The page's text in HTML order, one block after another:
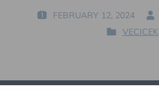
P
D
FEBRUARY 12, 2024
B
Y
P
VECICEK